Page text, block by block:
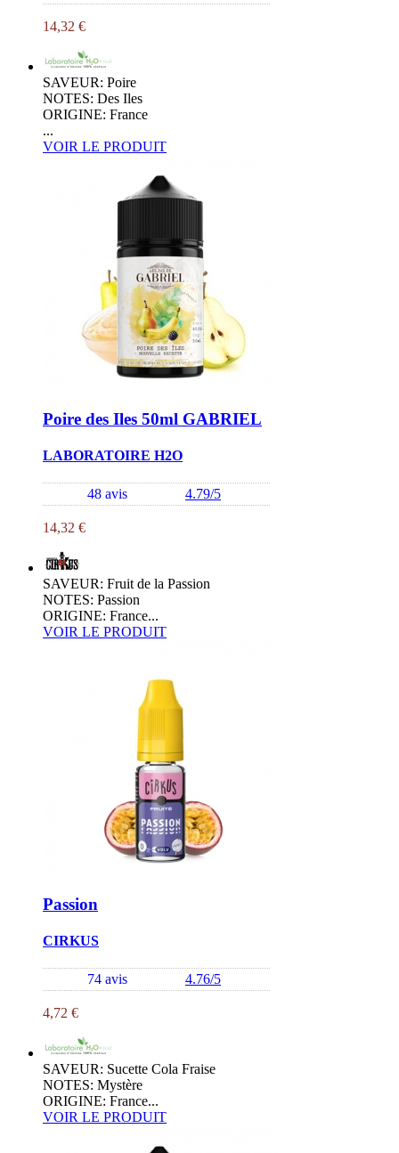
14,32 €
SAVEUR: Poire
NOTES: Des Iles
ORIGINE: France
...
VOIR LE PRODUIT
Poire des Iles 50ml GABRIEL
LABORATOIRE H2O
48 avis 4.79/5
14,32 €
SAVEUR: Fruit de la Passion
NOTES: Passion
ORIGINE: France...
VOIR LE PRODUIT
Passion
CIRKUS
74 avis 4.76/5
4,72 €
SAVEUR: Sucette Cola Fraise
NOTES: Mystère
ORIGINE: France...
VOIR LE PRODUIT